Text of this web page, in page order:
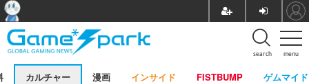
menu
search
カルチャー 漫画 インサイド FISTBUMP ゲムマイド